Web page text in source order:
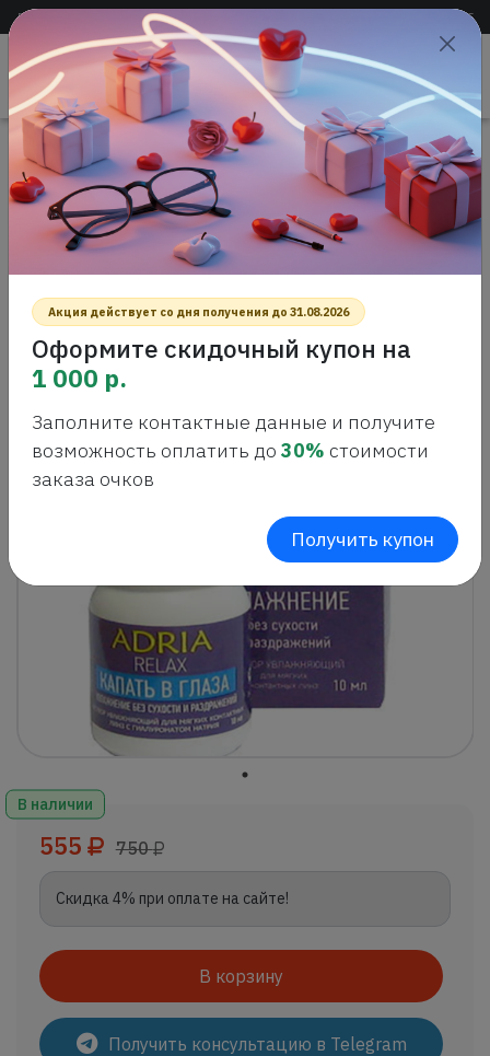
Доставка по всей России +7 (383) 288-54-55
САЛОН ОПТИКИ
Проверить
зрение
Главная Интернет-магазин оптики
Растворы Футляры
ADRIA Relax, 10мл. Увлажняющие Капли
ADRIA RELAX, 10МЛ.
УВЛАЖНЯЮЩИЕ КАПЛИ
В наличии
555 750
Скидка 4% при оплате на сайте!
В корзину
Получить консультацию в Telegram
Акция действует со дня получения до 31.08.2026
Оформите скидочный купон на
1 000 р.
Заполните контактные данные и получите
возможность оплатить до 30% стоимости
заказа очков
Получить купон